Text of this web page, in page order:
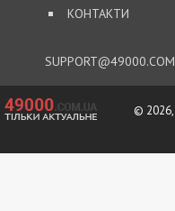
КОНТАКТИ
©